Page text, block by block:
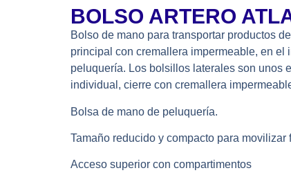
BOLSO ARTERO
Bolso de mano para transportar productos
principal con cremallera impermeable, en el
peluquería. Los bolsillos laterales son unos
individual, cierre con cremallera
Bolsa de mano de peluquería.
Tamaño reducido y compacto para
Acceso superior con compartimentos